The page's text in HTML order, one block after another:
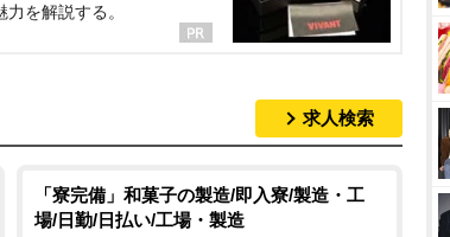
を解説する。
求人検索
「寮完備」和菓子の製造/即入寮/製造・工
場/日勤/日払い/工場・製造